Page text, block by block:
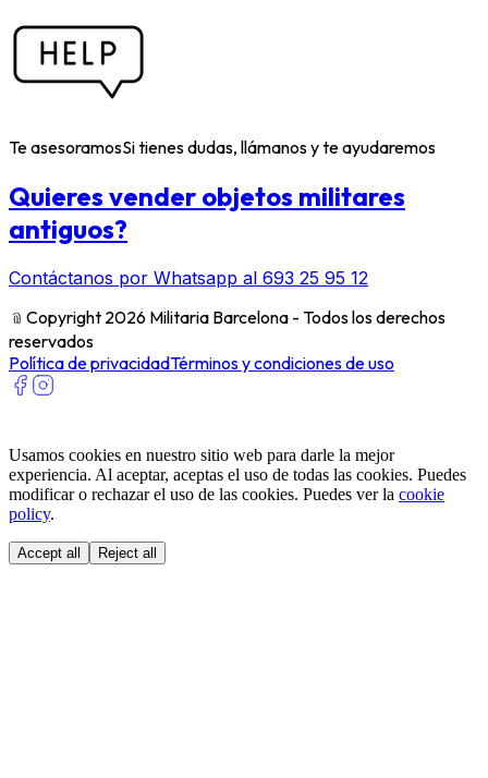
Te asesoramosSi tienes dudas, llámanos y te ayudaremos
Quieres vender objetos militares
antiguos?
Contáctanos por Whatsapp al 693 25 95 12
﹫ Copyright 2026 Militaria Barcelona - Todos los derechos
reservados
Política de privacidadTérminos y condiciones de uso
Usamos cookies en nuestro sitio web para darle la mejor
experiencia. Al aceptar, aceptas el uso de todas las cookies. Puedes
modificar o rechazar el uso de las cookies. Puedes ver la cookie
policy.
Accept all Reject all